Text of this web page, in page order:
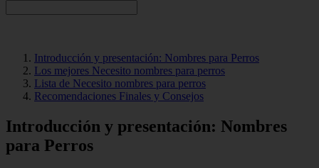
Introducción y presentación: Nombres para Perros
Los mejores Necesito nombres para perros
Lista de Necesito nombres para perros
Recomendaciones Finales y Consejos
Introducción y presentación: Nombres
para Perros